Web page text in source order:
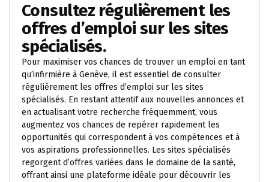
Consultez régulièrement les
offres d’emploi sur les sites
spécialisés.
Pour maximiser vos chances de trouver un emploi en tant
qu’infirmière à Genève, il est essentiel de consulter
régulièrement les offres d’emploi sur les sites
spécialisés. En restant attentif aux nouvelles annonces et
en actualisant votre recherche fréquemment, vous
augmentez vos chances de repérer rapidement les
opportunités qui correspondent à vos compétences et à
vos aspirations professionnelles. Les sites spécialisés
regorgent d’offres variées dans le domaine de la santé,
offrant ainsi une plateforme idéale pour découvrir les